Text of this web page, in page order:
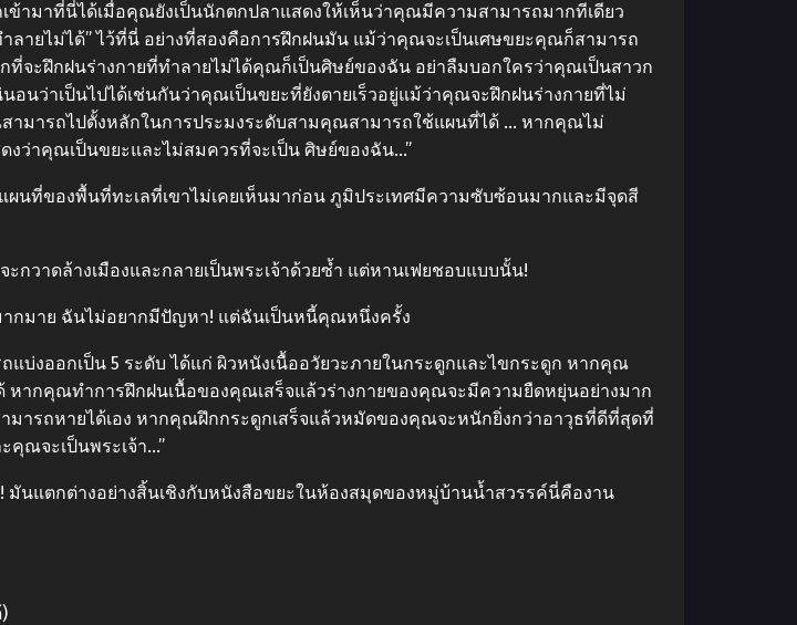
ข้ามาที่นี่ได้เมื่อคุณยังเป็นนักตกปลาแสดงให้เห็นว่าคุณมีความสามารถมากทีเดียว
ายไม่ได้” ไว้ที่นี่ อย่างที่สองคือการฝึกฝนมัน แม้ว่าคุณจะเป็นเศษขยะคุณก็สามารถ
ที่จะฝึกฝนร่างกายที่ทำลายไม่ได้คุณก็เป็นศิษย์ของฉัน อย่าลืมบอกใครว่าคุณเป็นสาวก
นว่าเป็นไปได้เช่นกันว่าคุณเป็นขยะที่ยังตายเร็วอยู่แม้ว่าคุณจะฝึกฝนร่างกายที่ไม่
มารถไปตั้งหลักในการประมงระดับสามคุณสามารถใช้แผนที่ได้ … หากคุณไม่
ว่าคุณเป็นขยะและไม่สมควรที่จะเป็น ศิษย์ของฉัน…”
นที่ของพื้นที่ทะเลที่เขาไม่เคยเห็นมาก่อน ภูมิประเทศมีความซับซ้อนมากและมีจุดสี
วาดล้างเมืองและกลายเป็นพระเจ้าด้วยซ้ำ แต่หานเฟยชอบแบบนั้น!
กมาย ฉันไม่อยากมีปัญหา! แต่ฉันเป็นหนี้คุณหนึ่งครั้ง
บ่งออกเป็น 5 ระดับ ได้แก่ ผิวหนังเนื้ออวัยวะภายในกระดูกและไขกระดูก หากคุณ
ากคุณทำการฝึกฝนเนื้อของคุณเสร็จแล้วร่างกายของคุณจะมีความยืดหยุ่นอย่างมาก
ารถหายได้เอง หากคุณฝึกกระดูกเสร็จแล้วหมัดของคุณจะหนักยิ่งกว่าอาวุธที่ดีที่สุดที่
ณจะเป็นพระเจ้า…”
นแตกต่างอย่างสิ้นเชิงกับหนังสือขยะในห้องสมุดของหมู่บ้านน้ำสวรรค์นี่คืองาน